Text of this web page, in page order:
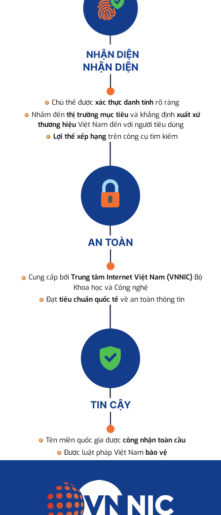
NHẬN DIỆN
Chủ thể được xác thực danh tính rõ ràng
Nhắm đến thị trường mục tiêuvà khẳng định xuất xứ
thương hiệuViệt Nam đến với người tiêu dùng
Lợi thế xếp hạng trên công cụ tìm kiếm
AN TOÀN
Cung cấp bởi Trung tâm Internet Việt Nam (VNNIC) Bộ
Khoa học và Công nghệ
Đạt tiêu chuẩn quốc tế về an toàn thông tin
TIN CẬY
Tên miền quốc gia được công nhận toàn cầu
Được luật pháp Việt Nam bảo vệ